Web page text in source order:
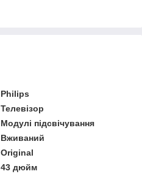
Philips
Телевізор
Модулі підсвічування
Вживаний
Original
43 дюйм